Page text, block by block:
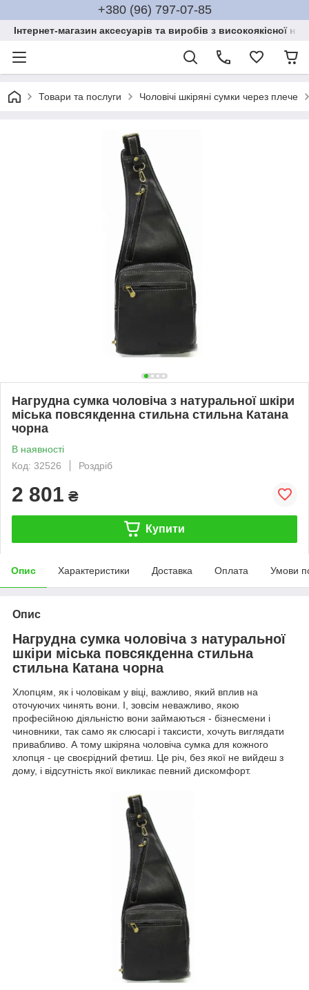
+380 (96) 797-07-85
Інтернет-магазин аксесуарів та виробів з високоякісної
Товари та послуги Чоловічі шкіряні сумки через плече
Нагрудна сумка чоловіча з натуральної шкіри
міська повсякденна стильна стильна Катана
чорна
В наявності
Код: 32526
Роздріб
2 801 ₴
Купити
Опис Характеристики Доставка Оплата Умови
Опис
Нагрудна сумка чоловіча з натуральної
шкіри міська повсякденна стильна
стильна Катана чорна
Хлопцям, як і чоловікам у віці, важливо, який вплив на
оточуючих чинять вони. І, зовсім неважливо, якою
професійною діяльністю вони займаються - бізнесмени і
чиновники, так само як слюсарі і таксисти, хочуть виглядати
привабливо. А тому шкіряна чоловіча сумка для кожного
хлопця - це своєрідний фетиш. Це річ, без якої не вийдеш з
дому, і відсутність якої викликає певний дискомфорт.